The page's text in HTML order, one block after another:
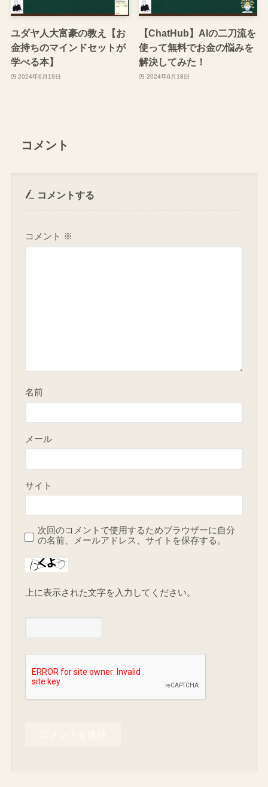
ユダヤ人大富豪の教え【お
金持ちのマインドセットが
学べる本】
2024年6月19日
【ChatHub】AIの二刀流を
使って無料でお金の悩みを
解決してみた！
2024年6月18日
コメント
コメントする
コメント ※
名前
メール
サイト
次回のコメントで使用するためブラウザーに自分
の名前、メールアドレス、サイトを保存する。
上に表示された文字を入力してください。